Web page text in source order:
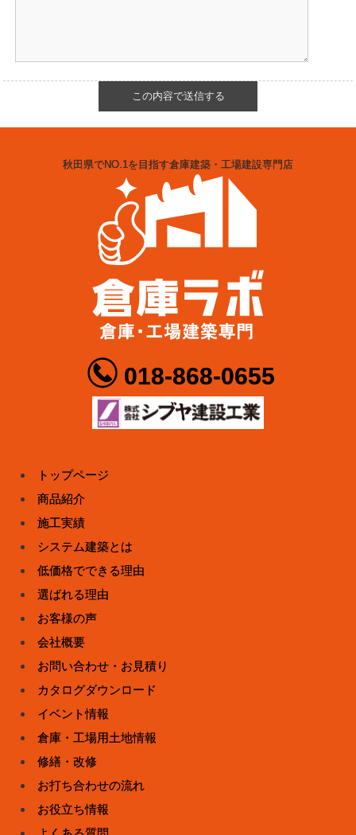
秋田県でNO.1を目指す倉庫建築・工場建設専門店
018-868-0655
トップページ
商品紹介
施工実績
システム建築とは
低価格でできる理由
選ばれる理由
お客様の声
会社概要
お問い合わせ・お見積り
カタログダウンロード
イベント情報
倉庫・工場用土地情報
修繕・改修
お打ち合わせの流れ
お役立ち情報